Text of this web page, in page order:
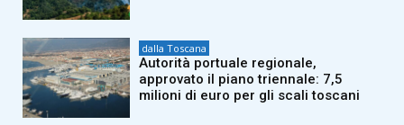
dalla Toscana
Autorità portuale regionale,
approvato il piano triennale: 7,5
milioni di euro per gli scali toscani